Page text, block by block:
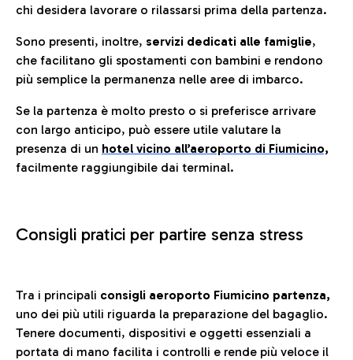
chi desidera lavorare o rilassarsi prima della partenza.
Sono presenti, inoltre, servizi dedicati alle famiglie,
che facilitano gli spostamenti con bambini e rendono
più semplice la permanenza nelle aree di imbarco.
Se la partenza è molto presto o si preferisce arrivare
con largo anticipo, può essere utile valutare la
presenza di un hotel vicino all’aeroporto di Fiumicino,
facilmente raggiungibile dai terminal.
Consigli pratici per partire senza stress
Tra i principali consigli aeroporto Fiumicino partenza,
uno dei più utili riguarda la preparazione del bagaglio.
Tenere documenti, dispositivi e oggetti essenziali a
portata di mano facilita i controlli e rende più veloce il